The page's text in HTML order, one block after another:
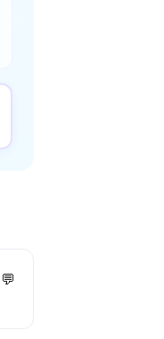
💬